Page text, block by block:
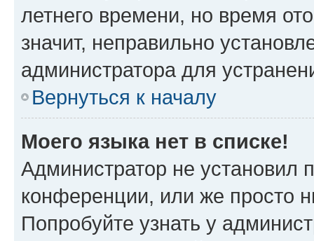
летнего времени, но время
значит, неправильно
администратора для
Вернуться к началу
Моего языка нет в списке!
Администратор не установил
конференции, или же просто
Попробуйте узнать у